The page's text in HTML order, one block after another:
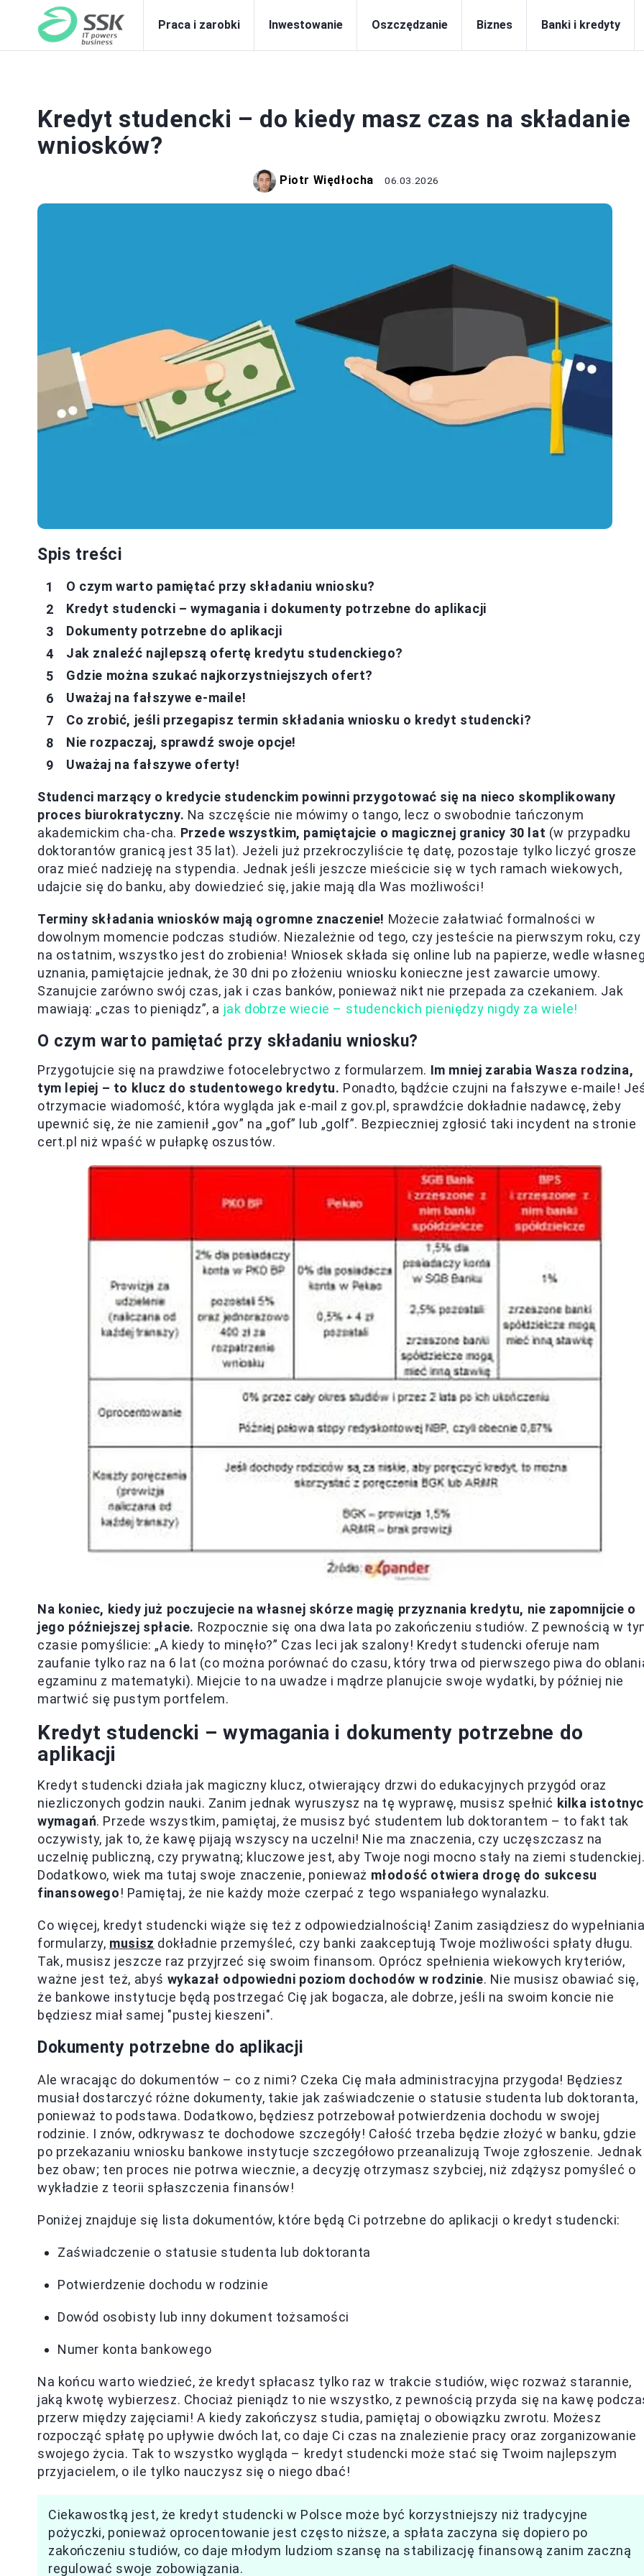
Praca i zarobki Inwestowanie Oszczędzanie Biznes Banki i kredyty
Kredyt studencki – do kiedy masz czas na składanie
wniosków?
Piotr Więdłocha 06.03.2026
Spis treści
O czym warto pamiętać przy składaniu wniosku?
Kredyt studencki – wymagania i dokumenty potrzebne do aplikacji
Dokumenty potrzebne do aplikacji
Jak znaleźć najlepszą ofertę kredytu studenckiego?
Gdzie można szukać najkorzystniejszych ofert?
Uważaj na fałszywe e-maile!
Co zrobić, jeśli przegapisz termin składania wniosku o kredyt studencki?
Nie rozpaczaj, sprawdź swoje opcje!
Uważaj na fałszywe oferty!
Studenci marzący o kredycie studenckim powinni przygotować się na nieco skomplikowany
proces biurokratyczny. Na szczęście nie mówimy o tango, lecz o swobodnie tańczonym
akademickim cha-cha. Przede wszystkim, pamiętajcie o magicznej granicy 30 lat (w przypadku
doktorantów granicą jest 35 lat). Jeżeli już przekroczyliście tę datę, pozostaje tylko liczyć grosze
oraz mieć nadzieję na stypendia. Jednak jeśli jeszcze mieścicie się w tych ramach wiekowych,
udajcie się do banku, aby dowiedzieć się, jakie mają dla Was możliwości!
Terminy składania wniosków mają ogromne znaczenie! Możecie załatwiać formalności w
dowolnym momencie podczas studiów. Niezależnie od tego, czy jesteście na pierwszym roku, czy
na ostatnim, wszystko jest do zrobienia! Wniosek składa się online lub na papierze, wedle
uznania, pamiętajcie jednak, że 30 dni po złożeniu wniosku konieczne jest zawarcie umowy.
Szanujcie zarówno swój czas, jak i czas banków, ponieważ nikt nie przepada za czekaniem. Jak
mawiają: „czas to pieniądz”, a jak dobrze wiecie – studenckich pieniędzy nigdy za wiele!
O czym warto pamiętać przy składaniu wniosku?
Przygotujcie się na prawdziwe fotocelebryctwo z formularzem. Im mniej zarabia Wasza rodzina,
tym lepiej – to klucz do studentowego kredytu. Ponadto, bądźcie czujni na fałszywe e-maile!
otrzymacie wiadomość, która wygląda jak e-mail z gov.pl, sprawdźcie dokładnie nadawcę, żeby
upewnić się, że nie zamienił „gov” na „gof” lub „golf”. Bezpieczniej zgłosić taki incydent na stronie
cert.pl niż wpaść w pułapkę oszustów.
Na koniec, kiedy już poczujecie na własnej skórze magię przyznania kredytu, nie zapomnijcie o
jego późniejszej spłacie. Rozpocznie się ona dwa lata po zakończeniu studiów. Z pewnością w
czasie pomyślicie: „A kiedy to minęło?” Czas leci jak szalony! Kredyt studencki oferuje nam
zaufanie tylko raz na 6 lat (co można porównać do czasu, który trwa od pierwszego piwa do
egzaminu z matematyki). Miejcie to na uwadze i mądrze planujcie swoje wydatki, by później nie
martwić się pustym portfelem.
Kredyt studencki – wymagania i dokumenty potrzebne do
aplikacji
Kredyt studencki działa jak magiczny klucz, otwierający drzwi do edukacyjnych przygód oraz
niezliczonych godzin nauki. Zanim jednak wyruszysz na tę wyprawę, musisz spełnić kilka
wymagań. Przede wszystkim, pamiętaj, że musisz być studentem lub doktorantem – to fakt tak
oczywisty, jak to, że kawę pijają wszyscy na uczelni! Nie ma znaczenia, czy uczęszczasz na
uczelnię publiczną, czy prywatną; kluczowe jest, aby Twoje nogi mocno stały na ziemi
Dodatkowo, wiek ma tutaj swoje znaczenie, ponieważ młodość otwiera drogę do sukcesu
finansowego! Pamiętaj, że nie każdy może czerpać z tego wspaniałego wynalazku.
Co więcej, kredyt studencki wiąże się też z odpowiedzialnością! Zanim zasiądziesz do
formularzy, musisz dokładnie przemyśleć, czy banki zaakceptują Twoje możliwości spłaty długu.
Tak, musisz jeszcze raz przyjrzeć się swoim finansom. Oprócz spełnienia wiekowych kryteriów,
ważne jest też, abyś wykazał odpowiedni poziom dochodów w rodzinie. Nie musisz obawiać się,
że bankowe instytucje będą postrzegać Cię jak bogacza, ale dobrze, jeśli na swoim koncie nie
będziesz miał samej "pustej kieszeni".
Dokumenty potrzebne do aplikacji
Ale wracając do dokumentów – co z nimi? Czeka Cię mała administracyjna przygoda! Będziesz
musiał dostarczyć różne dokumenty, takie jak zaświadczenie o statusie studenta lub doktoranta,
ponieważ to podstawa. Dodatkowo, będziesz potrzebował potwierdzenia dochodu w swojej
rodzinie. I znów, odkrywasz te dochodowe szczegóły! Całość trzeba będzie złożyć w banku, gdzie
po przekazaniu wniosku bankowe instytucje szczegółowo przeanalizują Twoje zgłoszenie. Jednak
bez obaw; ten proces nie potrwa wiecznie, a decyzję otrzymasz szybciej, niż zdążysz pomyśleć o
wykładzie z teorii spłaszczenia finansów!
Poniżej znajduje się lista dokumentów, które będą Ci potrzebne do aplikacji o kredyt studencki:
Zaświadczenie o statusie studenta lub doktoranta
Potwierdzenie dochodu w rodzinie
Dowód osobisty lub inny dokument tożsamości
Numer konta bankowego
Na końcu warto wiedzieć, że kredyt spłacasz tylko raz w trakcie studiów, więc rozważ starannie,
jaką kwotę wybierzesz. Chociaż pieniądz to nie wszystko, z pewnością przyda się na kawę
przerw między zajęciami! A kiedy zakończysz studia, pamiętaj o obowiązku zwrotu. Możesz
rozpocząć spłatę po upływie dwóch lat, co daje Ci czas na znalezienie pracy oraz zorganizowanie
swojego życia. Tak to wszystko wygląda – kredyt studencki może stać się Twoim najlepszym
przyjacielem, o ile tylko nauczysz się o niego dbać!
Ciekawostką jest, że kredyt studencki w Polsce może być korzystniejszy niż tradycyjne
pożyczki, ponieważ oprocentowanie jest często niższe, a spłata zaczyna się dopiero po
zakończeniu studiów, co daje młodym ludziom szansę na stabilizację finansową zanim zaczną
regulować swoje zobowiązania.